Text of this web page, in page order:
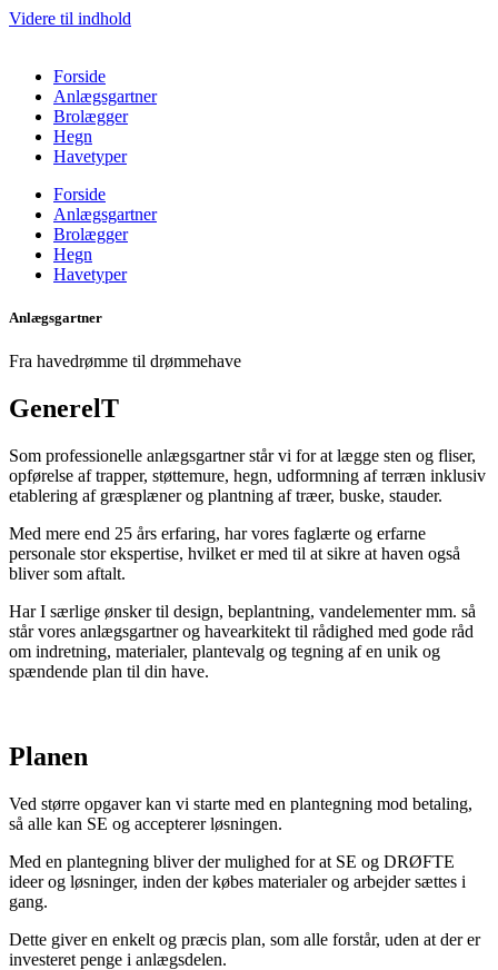
Videre til indhold
Forside
Anlægsgartner
Brolægger
Hegn
Havetyper
Forside
Anlægsgartner
Brolægger
Hegn
Havetyper
Anlægsgartner
Fra havedrømme til drømmehave
GenerelT
Som professionelle anlægsgartner står vi for at lægge sten og fliser,
opførelse af trapper, støttemure, hegn, udformning af terræn inklusiv
etablering af græsplæner og plantning af træer, buske, stauder.
Med mere end 25 års erfaring, har vores faglærte og erfarne
personale stor ekspertise, hvilket er med til at sikre at haven også
bliver som aftalt.
Har I særlige ønsker til design, beplantning, vandelementer mm. så
står vores anlægsgartner og havearkitekt til rådighed med gode råd
om indretning, materialer, plantevalg og tegning af en unik og
spændende plan til din have.
Planen
Ved større opgaver kan vi starte med en plantegning mod betaling,
så alle kan SE og accepterer løsningen.
Med en plantegning bliver der mulighed for at SE og DRØFTE
ideer og løsninger, inden der købes materialer og arbejder sættes i
gang.
Dette giver en enkelt og præcis plan, som alle forstår, uden at der er
investeret penge i anlægsdelen.